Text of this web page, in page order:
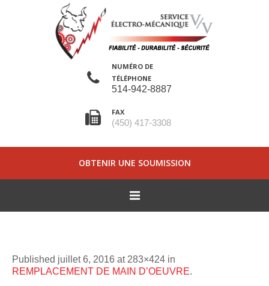
NUMÉRO DE
TÉLÉPHONE
514-942-8887
FAX
(450) 417-3308
OBTENIR UNE SOUMISSION
Published juillet 6, 2016 at 283×424 in
REMPLACEMENT DE MAIN D’OEUVRE.